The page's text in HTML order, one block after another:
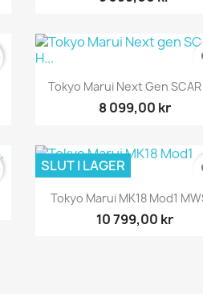
Snabbvy
Tokyo Marui Next Gen SCAR
8 099,00 kr
Snabbvy
Tokyo Marui MK18 Mod1
10 799,00 kr
SLUT I LAGER